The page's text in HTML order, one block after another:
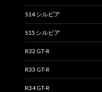
S14 シルビア
S15 シルビア
R32 GT-R
R33 GT-R
R34 GT-R